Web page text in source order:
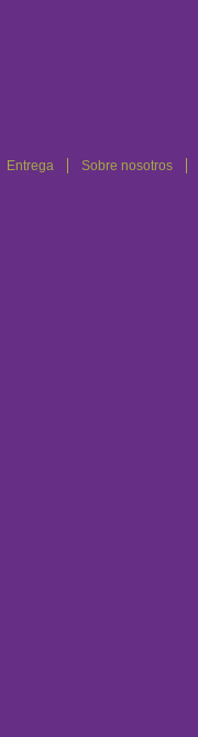
Entrega Sobre nosotros